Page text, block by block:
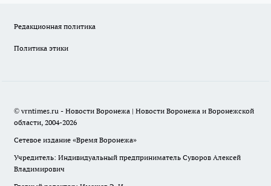
Редакционная политика
Политика этики
© vrntimes.ru - Новости Воронежа | Новости Воронежа и Воронежской
области, 2004-2026
Сетевое издание «Время Воронежа»
Учредитель: Индивидуальный предприниматель Суворов Алексей
Владимирович